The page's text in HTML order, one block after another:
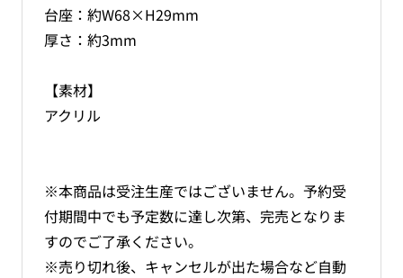
台座：約W68×H29mm
厚さ：約3mm
【素材】
アクリル
※本商品は受注生産ではございません。予約受
付期間中でも予定数に達し次第、完売となりま
すのでご了承ください。
※売り切れ後、キャンセルが出た場合など自動